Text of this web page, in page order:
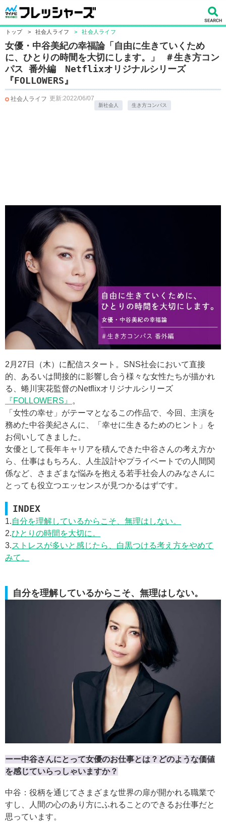
トップ > 社会人ライフ > 社会人ライフ
女優・中谷美紀の幸福論「自由に生きていくため
に、ひとりの時間を大切にします。」 ＃生き方コン
パス 番外編 Netflixオリジナルシリーズ
『FOLLOWERS』
社会人ライフ 更新:2022/06/07
新社会人 生き方コンパス
2月27日（木）に配信スタート。SNS社会において直接
的、あるいは間接的に影響し合う様々な女性たちが描かれ
る、蜷川実花監督のNetflixオリジナルシリーズ
『FOLLOWERS』
。
「女性の幸せ」がテーマとなるこの作品で、今回、主演を
務めた中谷美紀さんに、「幸せに生きるためのヒント」を
お伺いしてきました。
女優として長年キャリアを積んできた中谷さんの考え方か
ら、仕事はもちろん、人生設計やプライベートでの人間関
係など、さまざまな悩みを抱える若手社会人のみなさんに
とっても役立つエッセンスが見つかるはずです。
INDEX
1.自分を理解しているからこそ、無理はしない。
2.ひとりの時間を大切に。
3.ストレスが多いと感じたら、白黒つける考え方をやめて
みて。
自分を理解しているからこそ、無理はしない。
ーー中谷さんにとって女優のお仕事とは？どのような価値
を感じていらっしゃいますか？
中谷：役柄を通じてさまざまな世界の扉が開かれる職業で
すし、人間の心のあり方にふれることのできるお仕事だと
思っています。